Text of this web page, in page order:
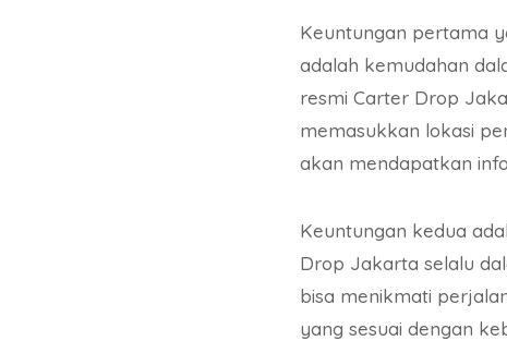
Keuntungan pertama
adalah kemudahan
resmi Carter Drop
memasukkan lokasi
akan mendapatkan
Keuntungan kedua
Drop Jakarta selalu
bisa menikmati
yang sesuai dengan